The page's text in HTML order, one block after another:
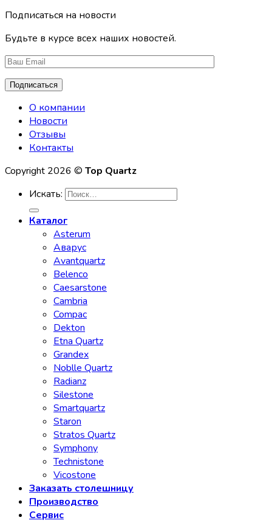
Подписаться на новости
Будьте в курсе всех наших новостей.
О компании
Новости
Отзывы
Контакты
Copyright 2026 © Top Quartz
Искать:
Каталог
Asterum
Аварус
Avantquartz
Belenco
Caesarstone
Cambria
Compac
Dekton
Etna Quartz
Grandex
Noblle Quartz
Radianz
Silestone
Smartquartz
Staron
Stratos Quartz
Symphony
Technistone
Vicostone
Заказать столешницу
Производство
Сервис